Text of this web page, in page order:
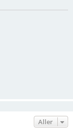
Aller